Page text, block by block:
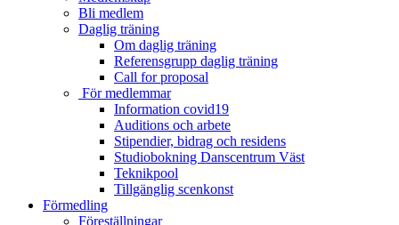
Bli medlem
Daglig träning
Om daglig träning
Referensgrupp daglig träning
Call for proposal
För medlemmar
Information covid19
Auditions och arbete
Stipendier, bidrag och residens
Studiobokning Danscentrum Väst
Teknikpool
Tillgänglig scenkonst
Förmedling
Föreställningar